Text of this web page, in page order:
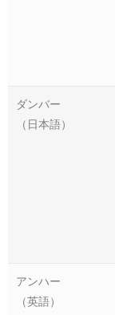
ダンバー
（日本語）
アンハー
（英語）